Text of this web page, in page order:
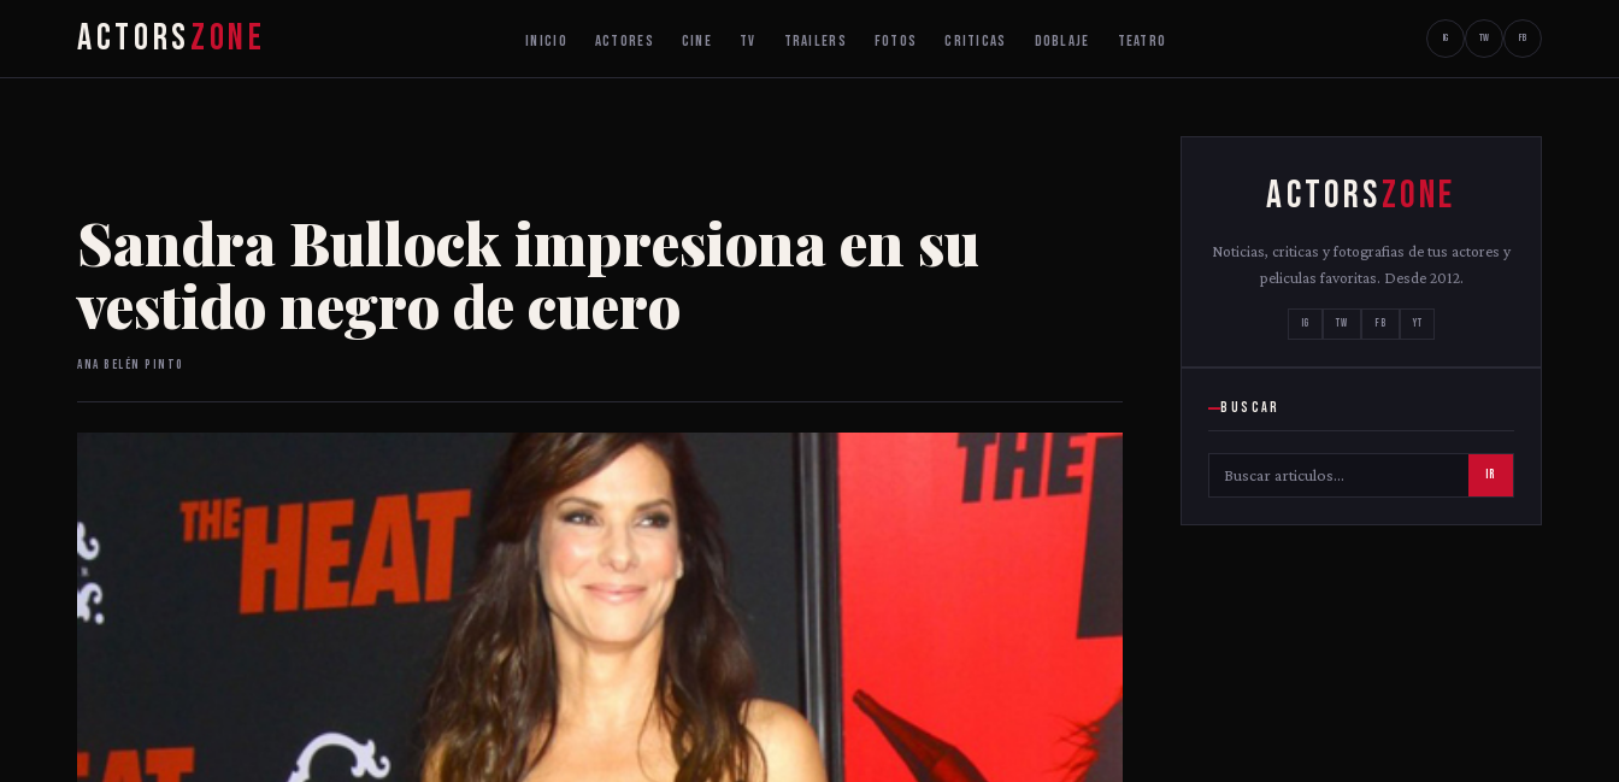
ACTORSZONE INICIO ACTORES CINE TV TRAILERS FOTOS CRITICAS DOBLAJE TEATRO IG TW FB
Sandra Bullock impresiona en su
vestido negro de cuero
Ana Belén Pinto
ACTORSZONE
Noticias, criticas y fotografias de tus actores y
peliculas favoritas. Desde 2012.
IG TW FB YT
BUSCAR
IR